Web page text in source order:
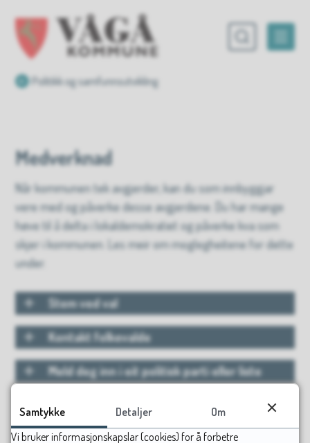
Du er her:
Politikk og samfunnsutvikling
Medverknad
Når kommunen tek avgjerder, kan du som innbyggjar
vere med og påverke desse avgjerdene. Du har mange
høve til å delta i lokaldemokratiet og påverke kva som
skjer i kommunen. Les meir om moglegheitene for dette
under.
Stem ved val
Kontakt folkevalde
Meld deg inn i eit politisk parti eller liste
Delta i høyringar - sei meininga di!
Engasjer deg i ein organisasjon, foreining
Samtykke Detaljer
Om
Vi bruker informasjonskapslar (cookies) for å forbetre